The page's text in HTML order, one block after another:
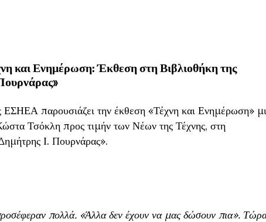
και Ενημέρωση: Έκθεση στη Βιβλιοθήκη της
παρουσιάζει την έκθεση «Τέχνη και Ενημέρωση»
Τσόκλη προς τιμήν των Νέων της Τέχνης, στη
Ι. Πουρνάρας».
πολλά. «Άλλα δεν έχουν να μας δώσουν πια».